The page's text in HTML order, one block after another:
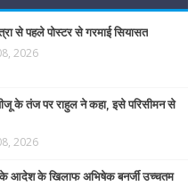
से पहले पोस्टर से गरमाई सियासत
2026
के तंज पर राहुल ने कहा, इसे परिसीमन से
2026
के आदेश के खिलाफ अभिषेक बनर्जी उच्चतम